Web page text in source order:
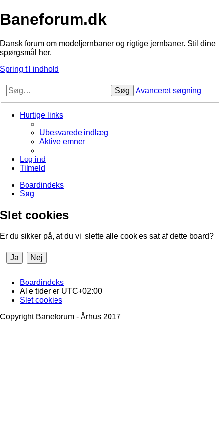
Baneforum.dk
Dansk forum om modeljernbaner og rigtige jernbaner. Stil dine
spørgsmål her.
Spring til indhold
Søg Avanceret søgning
Hurtige links
Ubesvarede indlæg
Aktive emner
Log ind
Tilmeld
Boardindeks
Søg
Slet cookies
Er du sikker på, at du vil slette alle cookies sat af dette board?
Boardindeks
Alle tider er UTC+02:00
Slet cookies
Copyright Baneforum - Århus 2017